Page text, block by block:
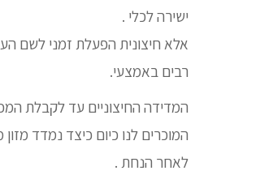
ישירה לכלי .
אלא חיצונית הפעלת זמני לשם
רבים באמצעי.
המדידה החיצוניים עד לקבלת
המוכרים לנו כיום כיצד נמדד
לאחר הנחת .